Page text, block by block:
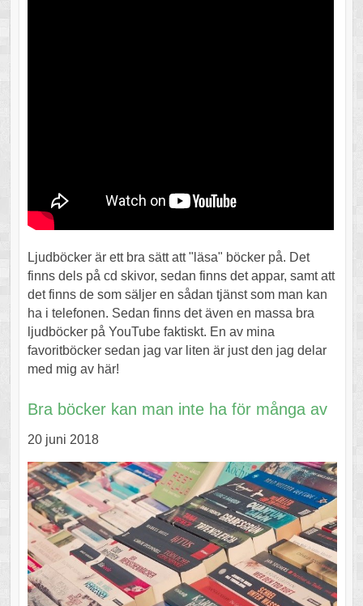
Ljudböcker är ett bra sätt att "läsa" böcker på. Det
finns dels på cd skivor, sedan finns det appar, samt att
det finns de som säljer en sådan tjänst som man kan
ha i telefonen. Sedan finns det även en massa bra
ljudböcker på YouTube faktiskt. En av mina
favoritböcker sedan jag var liten är just den jag delar
med mig av här!
Bra böcker kan man inte ha för många av
20 juni 2018